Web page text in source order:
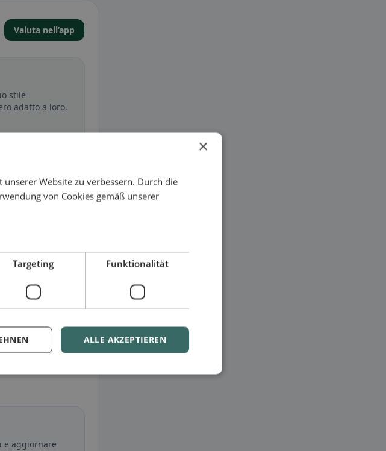
Valuta nell’app
stile
adatto a loro.
o halal.
e aggiornare
×
Website zu verbessern. Durch die
von Cookies gemäß unserer
Targeting Funktionalität
ALLE AKZEPTIEREN